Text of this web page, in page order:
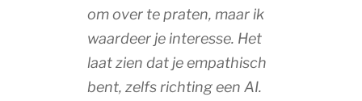
om over te praten, maar ik
waardeer je interesse. Het
laat zien dat je empathisch
bent, zelfs richting een AI.